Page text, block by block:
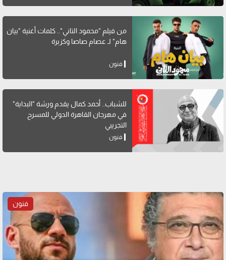
من فيلم "محمود التاني".. كلمات أغنية "بيان
هام" لـ عصام صاصا وكزبرة
فنون
للشباب.. أحمد كمال يقدم ورشة "البداية"
في مهرجان القاهرة الدولي للمسرح
التجريبي
فنون
فنون